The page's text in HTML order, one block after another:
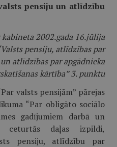
pensiju un atlīdzību
2002.gada 16.jūlija
pensiju, atlīdzības par
atlīdzības par apgādnieka
kārtība” 3. punktu
valsts pensijām” pārejas
“Par obligāto sociālo
gadījumiem darbā un
ceturtās daļas izpildi,
pensiju, atlīdzību par